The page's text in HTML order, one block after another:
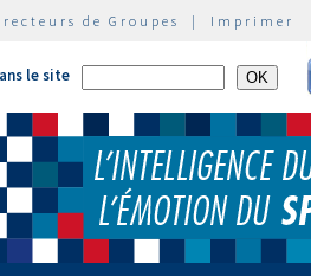
de Groupes | Imprimer
le site